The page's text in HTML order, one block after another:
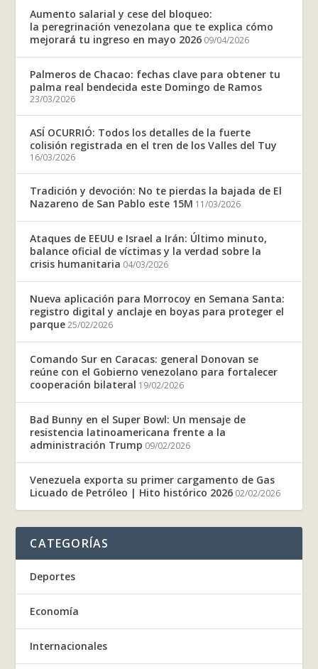
Aumento salarial y cese del bloqueo:
la peregrinación venezolana que te explica cómo
mejorará tu ingreso en mayo 2026 09/04/2026
Palmeros de Chacao: fechas clave para obtener tu
palma real bendecida este Domingo de Ramos
23/03/2026
ASÍ OCURRIÓ: Todos los detalles de la fuerte
colisión registrada en el tren de los Valles del Tuy
16/03/2026
Tradición y devoción: No te pierdas la bajada de El
Nazareno de San Pablo este 15M 11/03/2026
Ataques de EEUU e Israel a Irán: Último minuto,
balance oficial de víctimas y la verdad sobre la
crisis humanitaria 04/03/2026
Nueva aplicación para Morrocoy en Semana Santa:
registro digital y anclaje en boyas para proteger el
parque 25/02/2026
Comando Sur en Caracas: general Donovan se
reúne con el Gobierno venezolano para fortalecer
cooperación bilateral 19/02/2026
Bad Bunny en el Super Bowl: Un mensaje de
resistencia latinoamericana frente a la
administración Trump 09/02/2026
Venezuela exporta su primer cargamento de Gas
Licuado de Petróleo | Hito histórico 2026 02/02/2026
CATEGORÍAS
Deportes
Economía
Internacionales